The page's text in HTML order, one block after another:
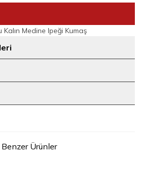
Medine Ipeği Kumaş
Benzer Ürünler
20